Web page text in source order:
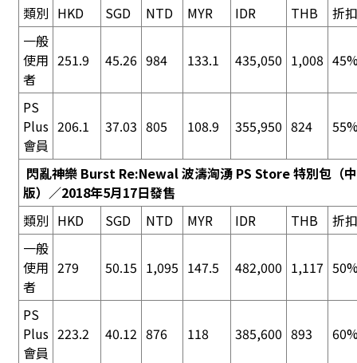
類別 HKD SGD NTD MYR IDR THB
折
一般
使用
者
251.9 45.26 984 133.1 435,050 1,008
PS
Plus
會員
206.1 37.03 805 108.9 355,950 824
閃亂神樂 Burst Re:Newal 波濤洶湧 PS Store 特別包（
版）／2018年5月17日發售
類別 HKD SGD NTD MYR IDR THB
折
一般
使用
者
279 50.15 1,095 147.5 482,000 1,117
PS
Plus
會員
223.2 40.12 876 118 385,600 893